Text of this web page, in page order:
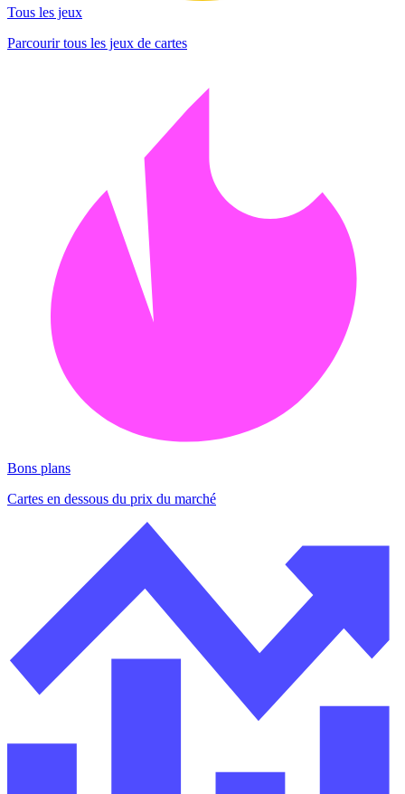
Tous les jeux
Parcourir tous les jeux de cartes
Bons plans
Cartes en dessous du prix du marché